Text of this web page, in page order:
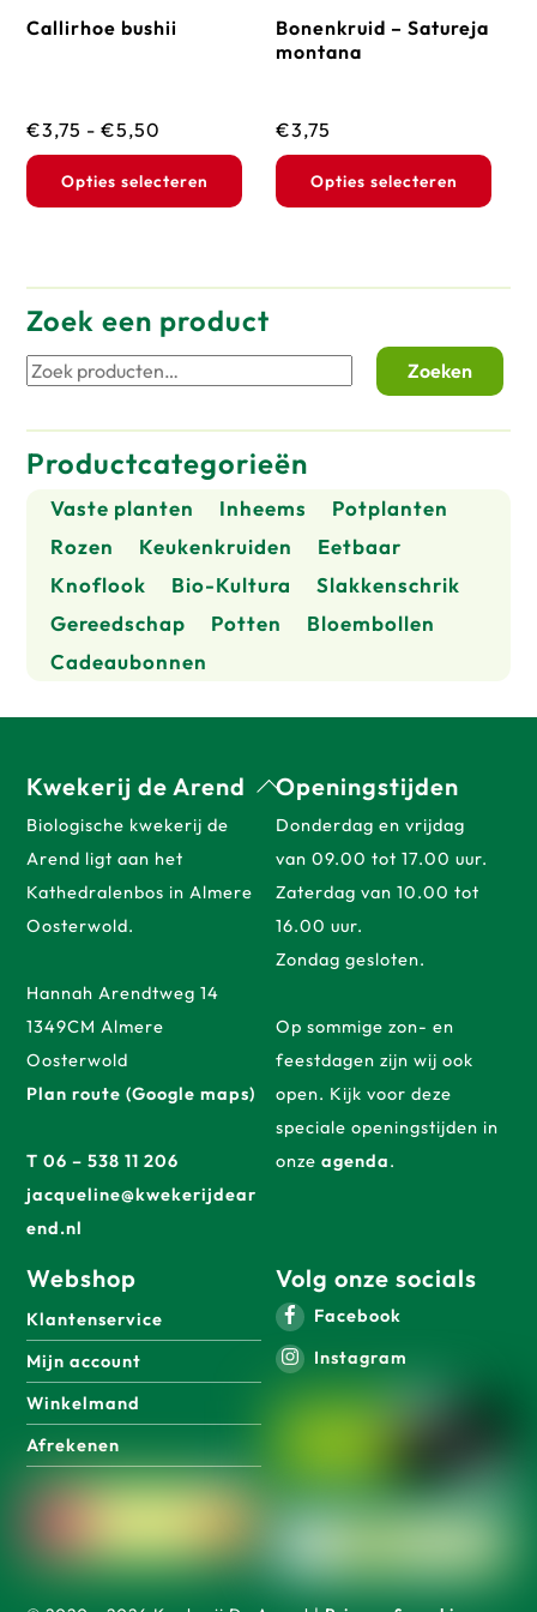
productpagina
Callirhoe bushii
€3,75 - €5,50
€3,75
Opties selecteren
Dit
product
Deze
gekozen
worden
op
de
productpagina
Bonenkruid – Satureja
montana
€3,75
Opties selecteren
Dit
Zoek een product
Zoeken
Zoeken
Productcategorieën
Vaste planten Inheems
Potplanten
Rozen
Keukenkruiden
Eetbaar
Knoflook
Bio-Kultura
Slakkenschrik
Gereedschap
Potten
Bloembollen
Cadeaubonnen
Back
To
Kwekerij de Arend
Biologische kwekerij de
Arend ligt aan het
Kathedralenbos in Almere
Oosterwold.
Hannah Arendtweg 14
1349CM Almere
Oosterwold
Plan route (Google maps)
T 06 – 538 11 206
jacqueline@kwekerijdear
end.nl
Openingstijden
Donderdag en vrijdag
van 09.00 tot 17.00 uur.
Zaterdag van 10.00 tot
16.00 uur.
Zondag gesloten.
Op sommige zon- en
feestdagen zijn wij ook
open. Kijk voor deze
speciale openingstijden in
onzeagenda.
Webshop
Klantenservice
Mijn account
Winkelmand
Afrekenen
Volg onze socials
Facebook
Instagram